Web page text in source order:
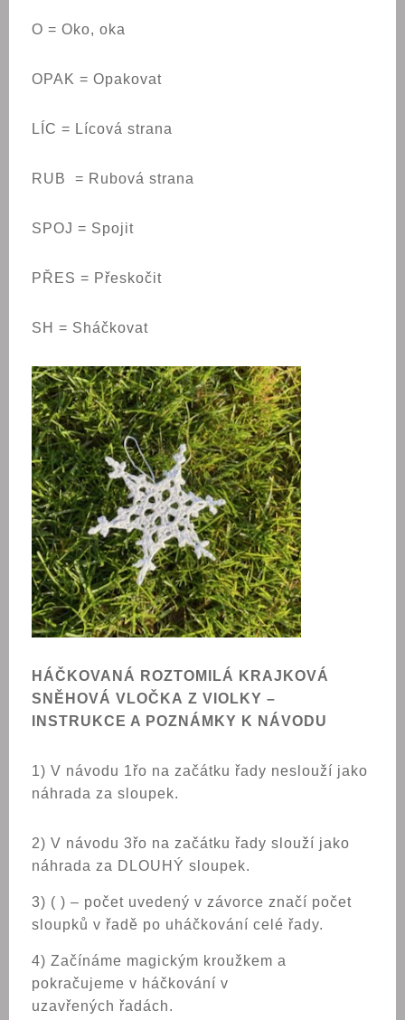
O = Oko, oka
OPAK = Opakovat
LÍC = Lícová strana
RUB = Rubová strana
SPOJ = Spojit
PŘES = Přeskočit
SH = Sháčkovat
HÁČKOVANÁ ROZTOMILÁ KRAJKOVÁ
SNĚHOVÁ VLOČKA Z VIOLKY –
INSTRUKCE A POZNÁMKY K NÁVODU
1) V návodu 1řo na začátku řady neslouží jako
náhrada za sloupek.
2) V návodu 3řo na začátku řady slouží jako
náhrada za DLOUHÝ sloupek.
3) ( ) – počet uvedený v závorce značí počet
sloupků v řadě po uháčkování celé řady.
4) Začínáme magickým kroužkem a
pokračujeme v háčkování v
uzavřených řadách.